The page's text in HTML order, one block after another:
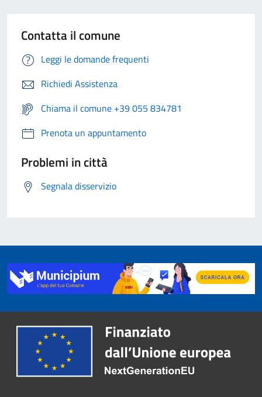
Contatta il comune
Leggi le domande frequenti
Richiedi Assistenza
Chiama il comune +39 055 834781
Prenota un appuntamento
Problemi in città
Segnala disservizio